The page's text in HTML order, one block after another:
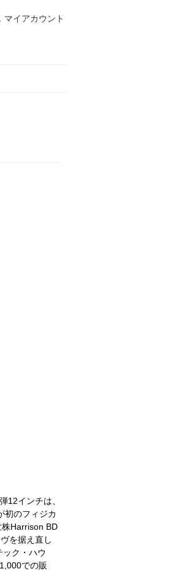
マイアカウント
12インチは、
初のフィジカ
Harrison BD
を据え直し
ク・ハウ
での販